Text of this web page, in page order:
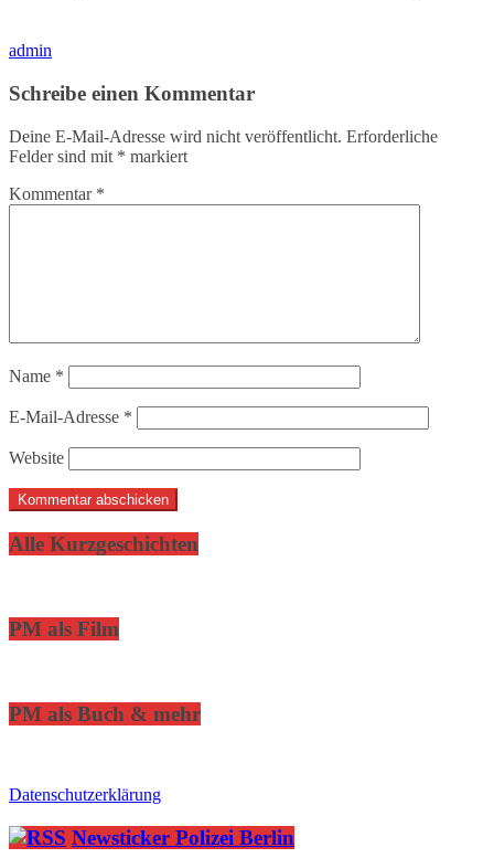
admin
Schreibe einen Kommentar
Deine E-Mail-Adresse wird nicht veröffentlicht. Erforderliche
Felder sind mit * markiert
Kommentar *
Name *
E-Mail-Adresse *
Website
Alle Kurzgeschichten
PM als Film
PM als Buch & mehr
Datenschutzerklärung
Newsticker Polizei Berlin